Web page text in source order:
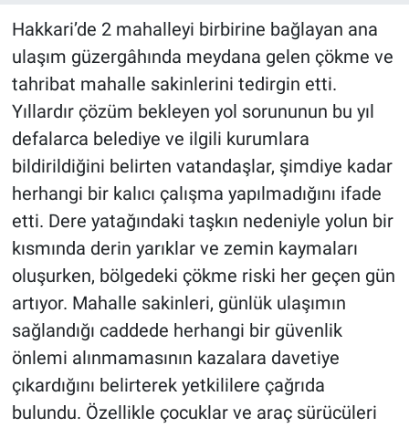
Hakkari’de 2 mahalleyi birbirine bağlayan ana
ulaşım güzergâhında meydana gelen çökme ve
tahribat mahalle sakinlerini tedirgin etti.
Yıllardır çözüm bekleyen yol sorununun bu yıl
defalarca belediye ve ilgili kurumlara
bildirildiğini belirten vatandaşlar, şimdiye kadar
herhangi bir kalıcı çalışma yapılmadığını ifade
etti. Dere yatağındaki taşkın nedeniyle yolun bir
kısmında derin yarıklar ve zemin kaymaları
oluşurken, bölgedeki çökme riski her geçen gün
artıyor. Mahalle sakinleri, günlük ulaşımın
sağlandığı caddede herhangi bir güvenlik
önlemi alınmamasının kazalara davetiye
çıkardığını belirterek yetkililere çağrıda
bulundu. Özellikle çocuklar ve araç sürücüleri